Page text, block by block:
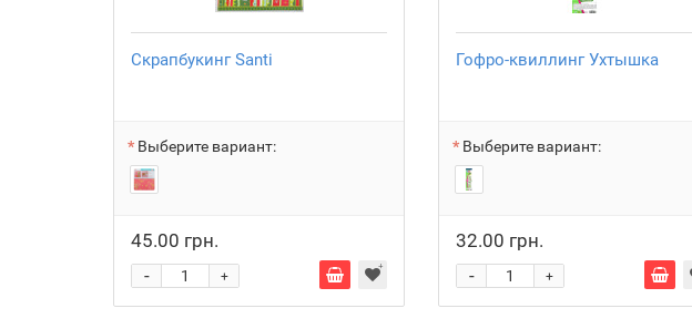
Скрапбукинг Santi
Выберите вариант:
45.00 грн.
+
-
Гофро-квиллинг Ухтышка
Выберите вариант:
32.00 грн.
+
-